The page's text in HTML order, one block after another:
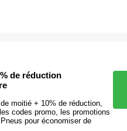
de réduction
moitié + 10% de réduction,
codes promo, les promotions
pour économiser de